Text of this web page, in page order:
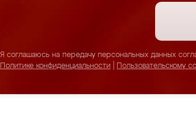
Я соглашаюсь на передачу персональных данных
Политике конфиденциальности
Пользовательскому